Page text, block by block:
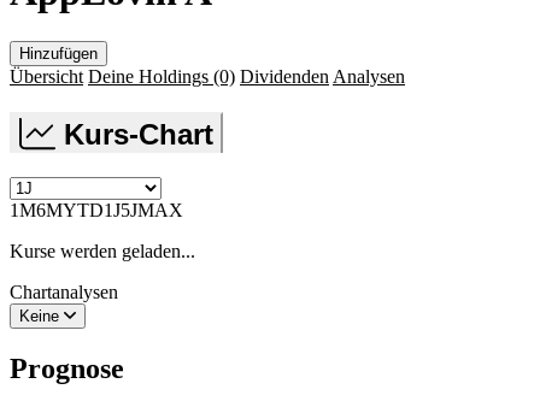
Hinzufügen
Übersicht Deine Holdings (0) Dividenden Analysen
Kurs-Chart
1M6MYTD1J5JMAX
Kurse werden geladen...
Chartanalysen
Keine
Prognose